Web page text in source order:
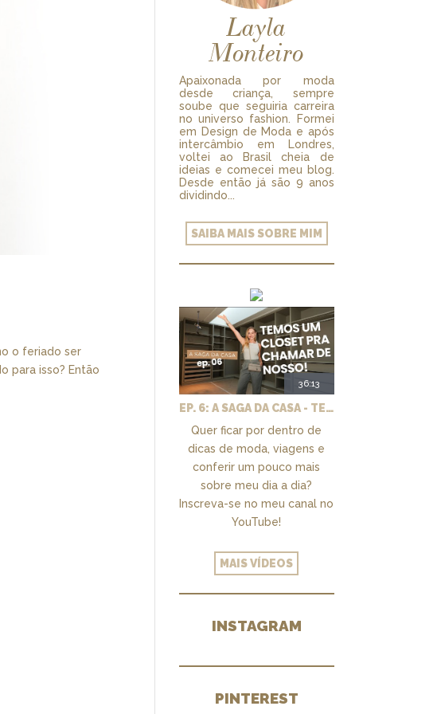
o feriado ser
para isso? Então
Layla
Monteiro
Apaixonada por moda
desde criança, sempre
soube que seguiria carreira
no universo fashion. Formei
em Design de Moda e após
intercâmbio em Londres,
voltei ao Brasil cheia de
ideias e comecei meu blog.
Desde então já são 9 anos
dividindo...
SAIBA MAIS SOBRE MIM
36:13
EP. 6: A SAGA DA CASA - TEMOS UM CLOSET PRA CHAMAR DE NOSSO + MARCENARIA E PAISAGISMO
Quer ficar por dentro de
dicas de moda, viagens e
conferir um pouco mais
sobre meu dia a dia?
Inscreva-se no meu canal no
YouTube!
MAIS VÍDEOS
INSTAGRAM
PINTEREST